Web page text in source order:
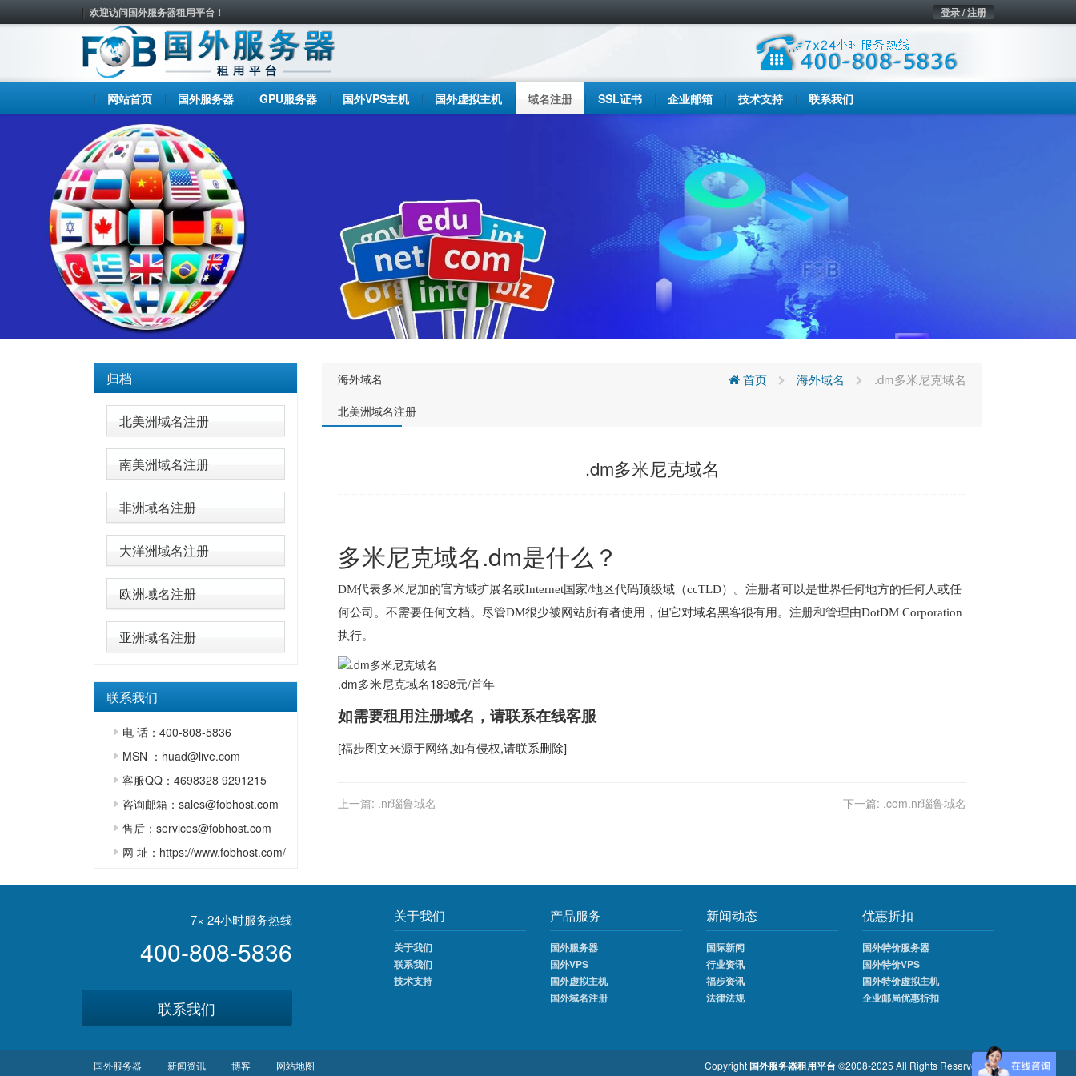
欢迎访问国外服务器租用平台！ 登录 / 注册
网站首页 国外服务器 GPU服务器 国外VPS主机 国外虚拟主机 域名注册 SSL证书 企业邮箱 技术支持 联系我们
归档
北美洲域名注册
南美洲域名注册
非洲域名注册
大洋洲域名注册
欧洲域名注册
亚洲域名注册
联系我们
电 话：400-808-5836
MSN ：huad@live.com
客服QQ：4698328 9291215
咨询邮箱：sales@fobhost.com
售后：services@fobhost.com
网 址：https://www.fobhost.com/
海外域名
北美洲域名注册
首页 海外域名 .dm多米尼克域名
.dm多米尼克域名
多米尼克域名.dm是什么？
DM代表多米尼加的官方域扩展名或Internet国家/地区代码顶级域（ccTLD）。注册者可以是世界任何地方的任何人或任
何公司。不需要任何文档。尽管DM很少被网站所有者使用，但它对域名黑客很有用。注册和管理由DotDM Corporation
执行。
.dm多米尼克域名1898元/首年
如需要租用注册域名 ，请联系在线客服
[福步图文来源于网络,如有侵权,请联系删除]
上一篇: .nr瑙鲁域名 下一篇: .com.nr瑙鲁域名
7× 24小时服务热线
400-808-5836
联系我们
关于我们
关于我们
联系我们
技术支持
产品服务
国外服务器
国外VPS
国外虚拟主机
国外域名注册
新闻动态
国际新闻
行业资讯
福步资讯
法律法规
优惠折扣
国外特价服务器
国外特价VPS
国外特价虚拟主机
企业邮局优惠折扣
国外服务器 新闻资讯 博客 网站地图 Copyright 国外服务器租用平台©2008-2025 All Rights Reserved